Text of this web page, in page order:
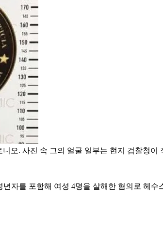
오. 사진 속 그의 얼굴 일부는 현지 검찰청이
자를 포함해 여성 4명을 살해한 혐의로 헤